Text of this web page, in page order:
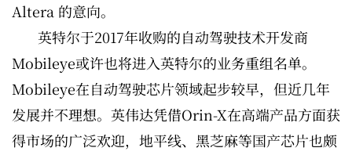
Altera 的意向。
英特尔于2017年收购的自动驾驶技术开发商
Mobileye或许也将进入英特尔的业务重组名单。
Mobileye在自动驾驶芯片领域起步较早，但近几年
发展并不理想。英伟达凭借Orin-X在高端产品方面获
得市场的广泛欢迎，地平线、黑芝麻等国产芯片也颇